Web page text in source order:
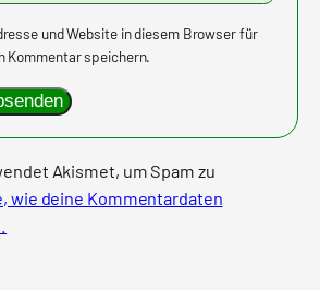
und Website in diesem Browser für
Kommentar speichern.
Akismet, um Spam zu
wie deine Kommentardaten